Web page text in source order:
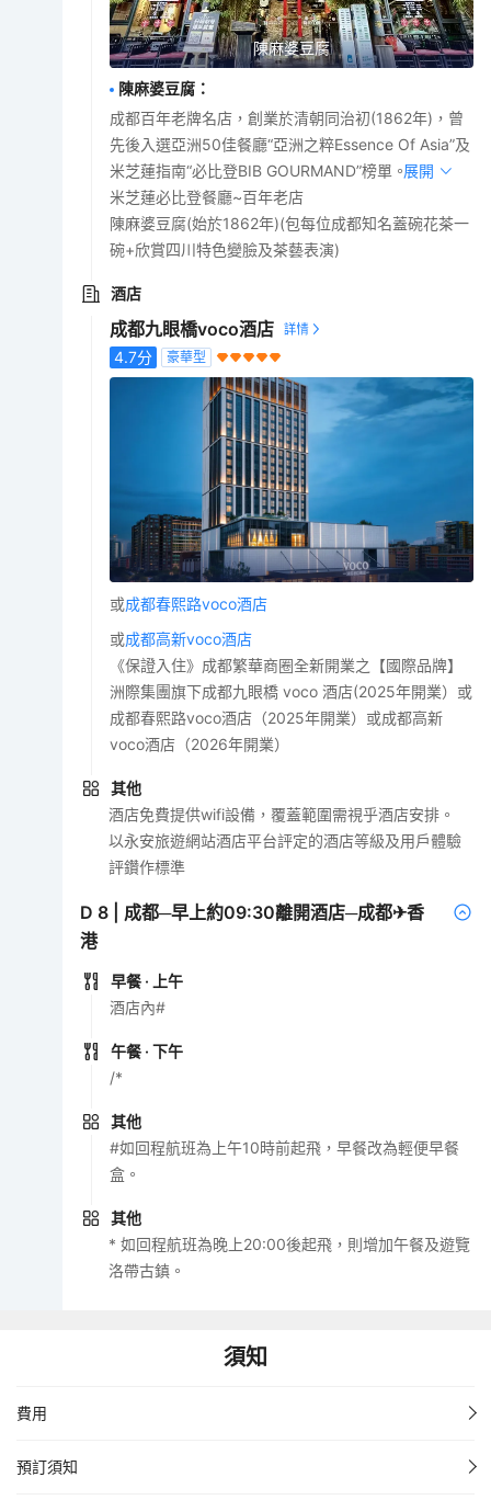
陳麻婆豆腐
陳麻婆豆腐 ：
成都百年老牌名店，創業於清朝同治初(1862年)，曾
先後入選亞洲50佳餐廳“亞洲之粹Essence Of Asia”及
米芝蓮指南“必比登BIB GOURMAND”榜單。展開
米芝蓮必比登餐廳~百年老店
陳麻婆豆腐(始於1862年)(包每位成都知名蓋碗花茶一
碗+欣賞四川特色變臉及茶藝表演)
酒店
成都九眼橋voco酒店
4.7分 豪華型
或成都春熙路voco酒店
或成都高新voco酒店
《保證入住》成都繁華商圈全新開業之【國際品牌】
洲際集團旗下成都九眼橋 voco 酒店(2025年開業）或
成都春熙路voco酒店（2025年開業）或成都高新
voco酒店（2026年開業）
其他
酒店免費提供wifi設備，覆蓋範圍需視乎酒店安排。
以永安旅遊網站酒店平台評定的酒店等級及用戶體驗
評鑽作標準
D 8
成都─早上約09:30離開酒店─成都✈香
港
早餐 · 上午
酒店內#
午餐 · 下午
/*
其他
#如回程航班為上午10時前起飛，早餐改為輕便早餐
盒。
其他
* 如回程航班為晚上20:00後起飛，則增加午餐及遊覽
洛帶古鎮。
須知
費用
預訂須知